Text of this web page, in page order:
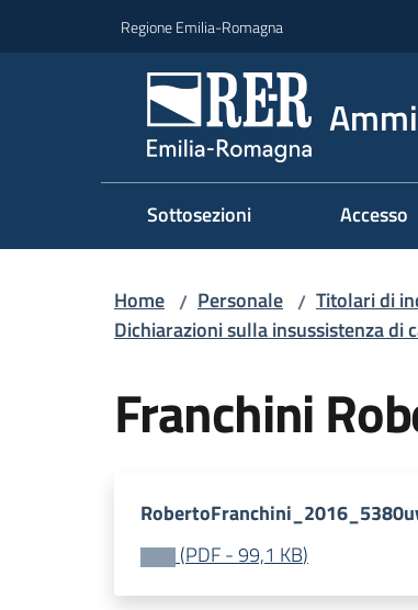
Regione Emilia-Romagna
Sottosezioni Accesso
Home / Personale / Titolari di
Dichiarazioni sulla insussistenza
Franchini
(PDF-99,1 KB)